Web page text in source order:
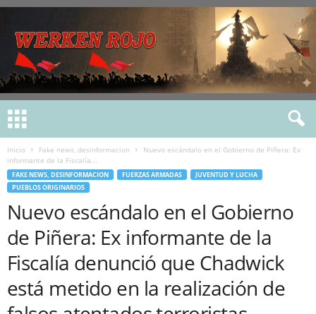
Inicio Fake news, desinformacion
Nuevo escándalo en el Gobierno de Piñera: Ex
informante de la Fiscalía...
FAKE NEWS, DESINFORMACION FUERZAS ARMADAS
JUVENTUD Y LUCHA
PUEBLOS ORIGINARIOS
Nuevo escándalo en el Gobierno
de Piñera: Ex informante de la
Fiscalía denunció que Chadwick
está metido en la realización de